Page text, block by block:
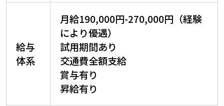
給与
体系
月給190,000円-270,000円 （経験
により優遇）
試用期間あり
交通費全額支給
賞与有り
昇給有り